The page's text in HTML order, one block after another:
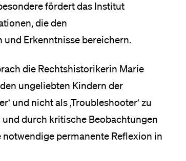
fördert das Institut
die den
Erkenntnisse bereichern.
die Rechtshis­torikerin Marie
ungeliebten Kindern der
und nicht als ‚Troubleshooter‘ zu
durch kritische Beobachtungen
notwendige permanente Reflexion in